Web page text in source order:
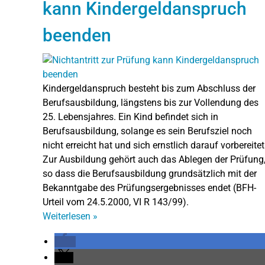
kann Kindergeldanspruch
beenden
Kindergeldanspruch besteht bis zum Abschluss der
Berufsausbildung, längstens bis zur Vollendung des
25. Lebensjahres. Ein Kind befindet sich in
Berufsausbildung, solange es sein Berufsziel noch
nicht erreicht hat und sich ernstlich darauf
Zur Ausbildung gehört auch das Ablegen der Prüfung,
so dass die Berufsausbildung grundsätzlich mit der
Bekanntgabe des Prüfungsergebnisses endet (BFH-
Urteil vom 24.5.2000, VI R 143/99).
Weiterlesen »